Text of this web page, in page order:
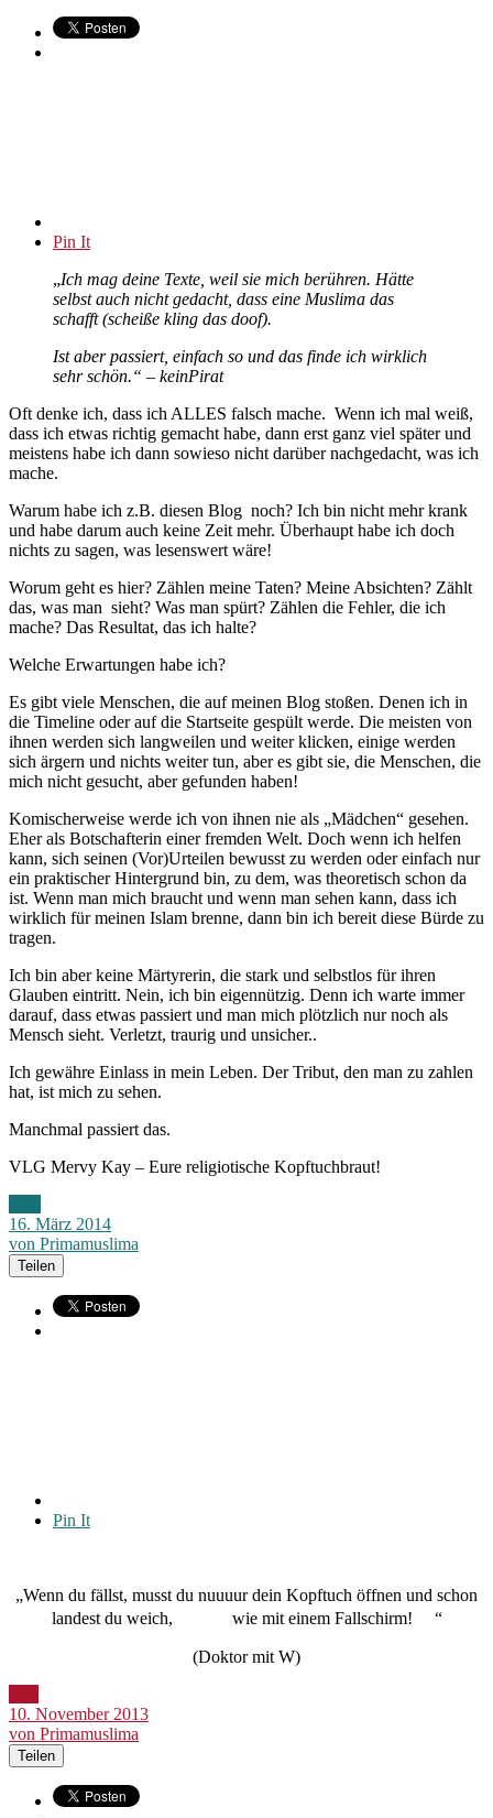
Pin It
„Ich mag deine Texte, weil sie mich berühren. Hätte
selbst auch nicht gedacht, dass eine Muslima das
schafft (scheiße kling das doof).
Ist aber passiert, einfach so und das finde ich wirklich
sehr schön.“ – keinPirat
Oft denke ich, dass ich ALLES falsch mache. Wenn ich mal weiß,
dass ich etwas richtig gemacht habe, dann erst ganz viel später und
meistens habe ich dann sowieso nicht darüber nachgedacht, was ich
mache.
Warum habe ich z.B. diesen Blog noch? Ich bin nicht mehr krank
und habe darum auch keine Zeit mehr. Überhaupt habe ich doch
nichts zu sagen, was lesenswert wäre!
Worum geht es hier? Zählen meine Taten? Meine Absichten? Zählt
das, was man sieht? Was man spürt? Zählen die Fehler, die ich
mache? Das Resultat, das ich halte?
Welche Erwartungen habe ich?
Es gibt viele Menschen, die auf meinen Blog stoßen. Denen ich in
die Timeline oder auf die Startseite gespült werde. Die meisten von
ihnen werden sich langweilen und weiter klicken, einige werden
sich ärgern und nichts weiter tun, aber es gibt sie, die Menschen, die
mich nicht gesucht, aber gefunden haben!
Komischerweise werde ich von ihnen nie als „Mädchen“ gesehen.
Eher als Botschafterin einer fremden Welt. Doch wenn ich helfen
kann, sich seinen (Vor)Urteilen bewusst zu werden oder einfach nur
ein praktischer Hintergrund bin, zu dem, was theoretisch schon da
ist. Wenn man mich braucht und wenn man sehen kann, dass ich
wirklich für meinen Islam brenne, dann bin ich bereit diese Bürde zu
tragen.
Ich bin aber keine Märtyrerin, die stark und selbstlos für ihren
Glauben eintritt. Nein, ich bin eigennützig. Denn ich warte immer
darauf, dass etwas passiert und man mich plötzlich nur noch als
Mensch sieht. Verletzt, traurig und unsicher..
Ich gewähre Einlass in mein Leben. Der Tribut, den man zu zahlen
hat, ist mich zu sehen.
Manchmal passiert das.
VLG Mervy Kay – Eure religiotische Kopftuchbraut!
16. März 2014
von Primamuslima
Teilen
Pin It
„Wenn du fällst, musst du nuuuur dein Kopftuch öffnen und schon
landest du weich, wie mit einem Fallschirm! “
(Doktor mit W)
10. November 2013
von Primamuslima
Teilen